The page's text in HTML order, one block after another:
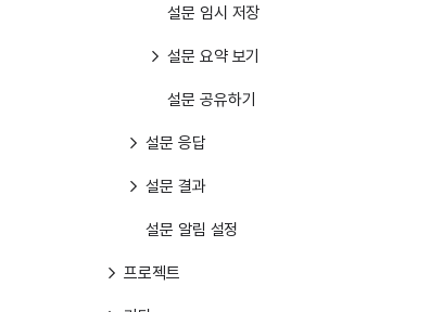
설문 임시 저장
설문 요약 보기
설문 공유하기
설문 응답
설문 결과
설문 알림 설정
프로젝트